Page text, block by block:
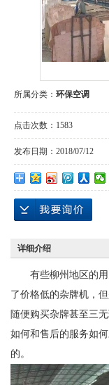
所属分类： 环保空调
点击次数： 1583
发布日期： 2018/07/12
详细介绍
有些柳州地区的
了价格低的杂牌机，
随便购买杂牌甚至三
如何和售后的服务如
的。